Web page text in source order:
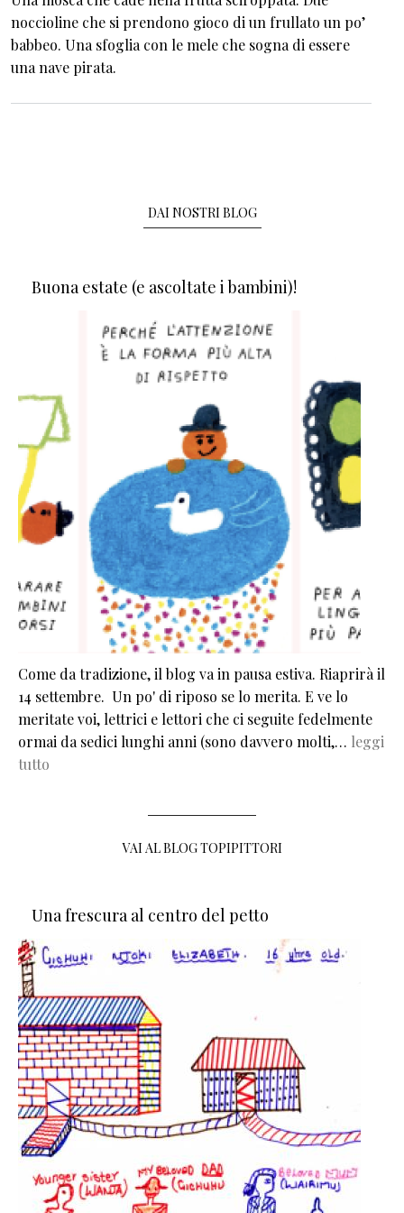
noccioline che si prendono gioco di un frullato un po’
babbeo. Una sfoglia con le mele che sogna di essere
una nave pirata.
DAI NOSTRI BLOG
Buona estate (e ascoltate i bambini)!
Come da tradizione, il blog va in pausa estiva. Riaprirà il
14 settembre. Un po' di riposo se lo merita. E ve lo
meritate voi, lettrici e lettori che ci seguite fedelmente
ormai da sedici lunghi anni (sono davvero molti,… leggi
tutto
VAI AL BLOG TOPIPITTORI
Una frescura al centro del petto